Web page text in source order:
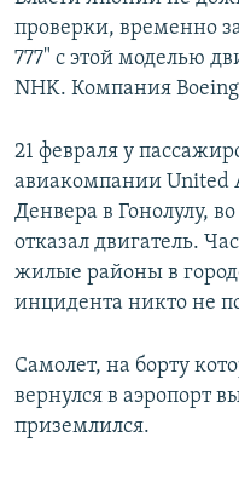
проверки, временно
777" с этой моделью
NHK. Компания
21 февраля у
авиакомпании United
Денвера в Гонолулу,
отказал двигатель.
жилые районы в
инцидента никто не
Самолет, на борту
вернулся в аэропорт
приземлился.